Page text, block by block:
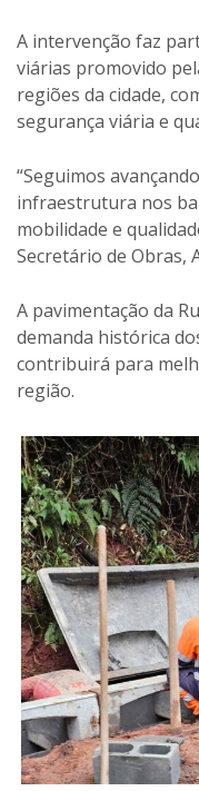
A intervenção faz
viárias promovido
regiões da cidade,
segurança viária e
“Seguimos
infraestrutura nos
mobilidade e
Secretário de Obras,
A pavimentação da
demanda histórica
contribuirá para
região.